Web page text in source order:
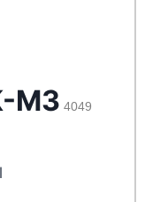
M3 4049